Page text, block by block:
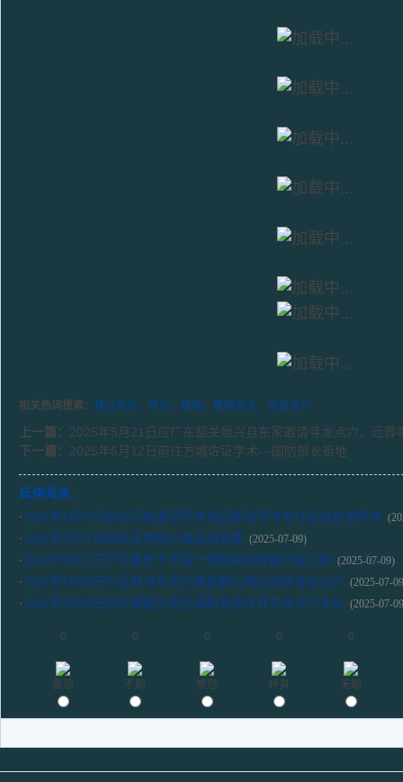
相关热词搜索： 杨公风水，风水，周易，家居风水，寻龙点穴
上一篇： 2025年5月21日应广东韶关始兴县东家邀请寻龙点穴、迁葬
下一篇： 2025年6月12日前往方城佐证学术---国防部长祖地
延伸阅读：
· 2024年4月16日前往河南漯河平洋地区断验平洋老坟及选定安葬点
· 2024年5月27日前往玉林陆川县主持安葬 (2025-07-09)
· 2024年5月27日下午重登十年前一眼相中的辞楼下殿之局 (2025-07-09)
· 2024年5月28日兴业县寻龙点穴偶登葵山萧公庙并寻龙点穴 (2025-07-
· 2024年5月29日前往福建三明尤溪断验老坟并寻龙点穴多处 (2025-07-
0
震惊
0
不解
0
愤怒
0
杯具
0
无聊